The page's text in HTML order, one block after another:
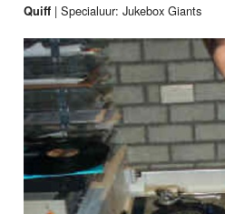
Quiff |Specialuur: Jukebox Giants